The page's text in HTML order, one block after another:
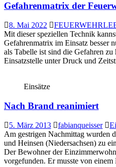
Gefahrenmatrix der
8. Mai 2022
Mit dieser speziellen Technik
Gefahrenmatrix im Einsatz besser
als Tabelle ist sind die Gefahren
Einsatzstelle unter Druck und
Einsätze
Nach Brand reanimiert
5. März 2013 fabianqueisser
Am gestrigen Nachmittag wurden
und Heinsen (Niedersachsen) zu
Der Bewohner der
vorgefunden. Er musste von